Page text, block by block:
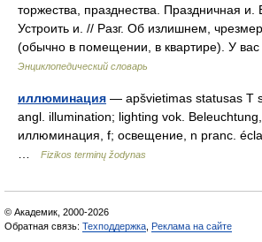
торжества, празднества. Праздничная и.
Устроить и. // Разг. Об излишнем,
(обычно в помещении, в квартире). У
Энциклопедический словарь
иллюминация — apšvietimas statusas T
angl. illumination; lighting vok.
иллюминация, f; освещение, n pranc.
Fizikos terminų žodynas
© Академик, 2000-2026
Обратная связь: Техподдержка Реклама на сайте